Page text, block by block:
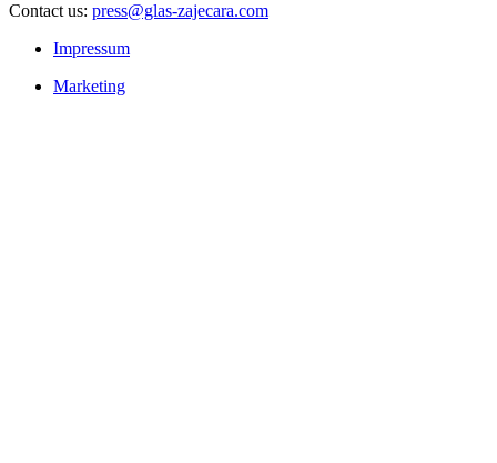
Contact us: press@glas-zajecara.com
Impressum
Marketing